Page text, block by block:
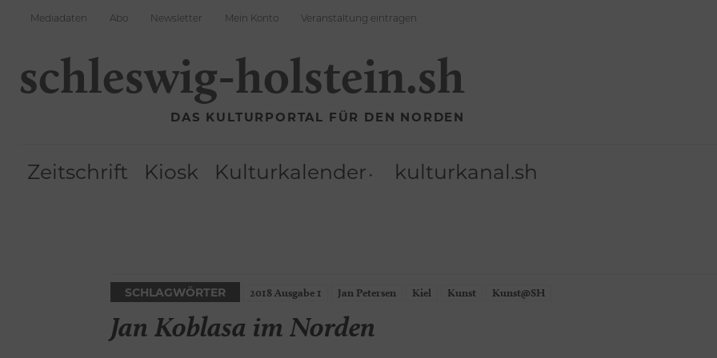
Mediadaten Abo Newsletter Mein Konto Veranstaltung eintragen
schleswig-holstein.sh
DAS KULTURPORTAL FÜR DEN NORDEN
Zeitschrift Kiosk Kulturkalender kulturkanal.sh
SCHLAGWÖRTER 2018 Ausgabe 1 Jan Petersen Kiel Kunst Kunst@SH
Jan Koblasa im Norden